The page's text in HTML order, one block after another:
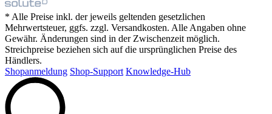
* Alle Preise inkl. der jeweils geltenden gesetzlichen
Mehrwertsteuer, ggfs. zzgl. Versandkosten. Alle Angaben ohne
Gewähr. Änderungen sind in der Zwischenzeit möglich.
Streichpreise beziehen sich auf die ursprünglichen Preise des
Händlers.
Shopanmeldung Shop-Support Knowledge-Hub